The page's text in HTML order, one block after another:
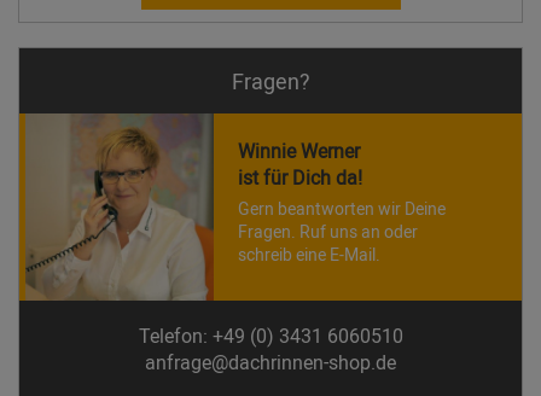
Fragen?
Winnie Werner
ist für Dich da!
Gern beantworten wir Deine
Fragen. Ruf uns an oder
schreib eine E-Mail.
Telefon: +49 (0) 3431 6060510
anfrage@dachrinnen-shop.de